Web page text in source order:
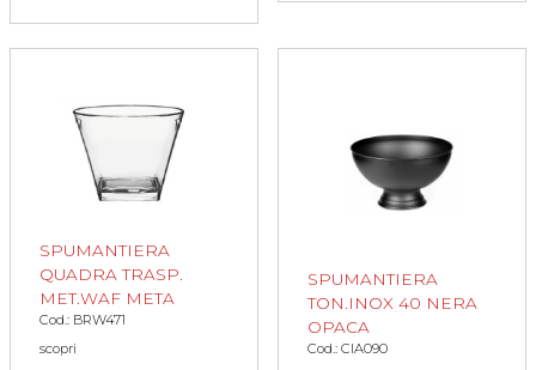
SPUMANTIERA
QUADRA TRASP.
MET.WAF META
Cod.: BRW471
scopri
SPUMANTIERA
TON.INOX 40 NERA
OPACA
Cod.: CIA090